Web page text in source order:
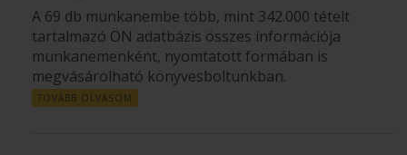
A 69 db munkanembe több, mint 342.000 tételt
tartalmazó ÖN adatbázis összes információja
munkanemenként, nyomtatott formában is
megvásárolható könyvesboltunkban.
TOVÁBB OLVASOM